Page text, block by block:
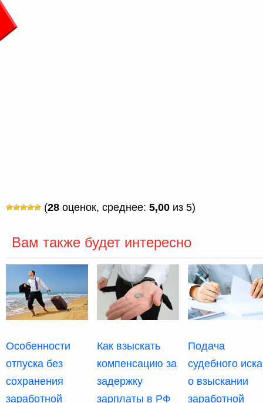
(28 оценок, среднее: 5,00 из 5)
Вам также будет интересно
Особенности
отпуска без
сохранения
заработной
Как взыскать
компенсацию за
задержку
зарплаты в РФ
Подача
судебного иска
о взыскании
заработной